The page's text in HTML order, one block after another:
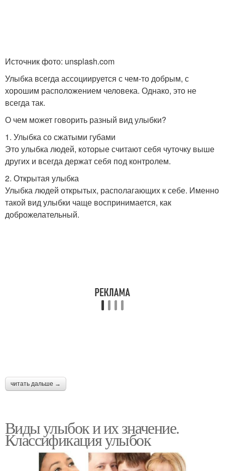
Источник фото: unsplash.com
Улыбка всегда ассоциируется с чем-то добрым, с
хорошим расположением человека. Однако, это не
всегда так.
О чем может говорить разный вид улыбки?
1. Улыбка со сжатыми губами
Это улыбка людей, которые считают себя чуточку выше
других и всегда держат себя под контролем.
2. Открытая улыбка
Улыбка людей открытых, располагающих к себе. Именно
такой вид улыбки чаще воспринимается, как
доброжелательный.
читать дальше →
Виды улыбок и их значение.
Классификация улыбок